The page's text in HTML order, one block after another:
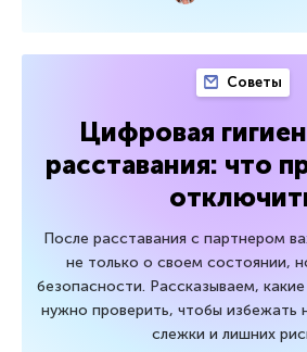
Советы
Цифровая
расставания: что
После расставания с партнером
не только о своем состоянии,
безопасности. Рассказываем,
нужно проверить, чтобы избежать
слежки и лишних